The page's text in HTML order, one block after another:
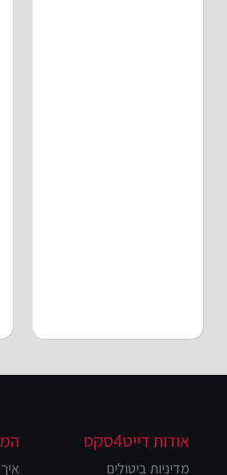
אודות דייט4סקס
מדיניות ביטולים